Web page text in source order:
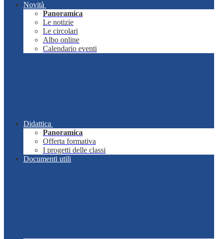
Novità
Panoramica
Le notizie
Le circolari
Albo online
Calendario eventi
Didattica
Panoramica
Offerta formativa
I progetti delle classi
Documenti utili